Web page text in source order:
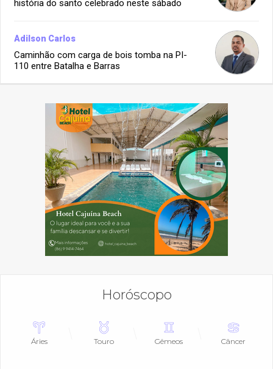
história do santo celebrado neste sábado
Adilson Carlos
Caminhão com carga de bois tomba na PI-
110 entre Batalha e Barras
Horóscopo
Áries Touro Gêmeos Câncer